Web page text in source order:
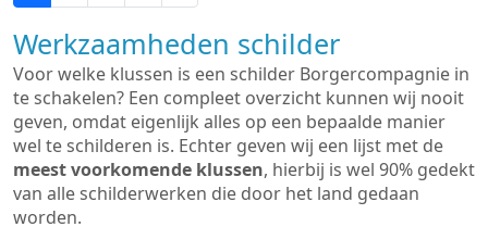
Werkzaamheden schilder
Voor welke klussen is een schilder Borgercompagnie in
te schakelen? Een compleet overzicht kunnen wij nooit
geven, omdat eigenlijk alles op een bepaalde manier
wel te schilderen is. Echter geven wij een lijst met de
meest voorkomende klussen, hierbij is wel 90% gedekt
van alle schilderwerken die door het land gedaan
worden.